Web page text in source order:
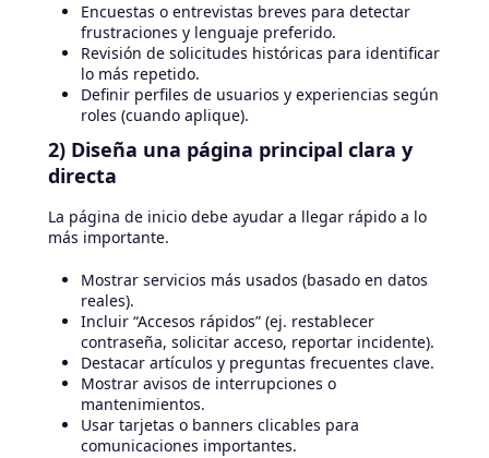
Encuestas o entrevistas breves para detectar
frustraciones y lenguaje preferido.
Revisión de solicitudes históricas para identificar
lo más repetido.
Definir perfiles de usuarios y experiencias según
roles (cuando aplique).
2) Diseña una página principal clara y
directa
La página de inicio debe ayudar a llegar rápido a lo
más importante.
Mostrar servicios más usados (basado en datos
reales).
Incluir “Accesos rápidos” (ej. restablecer
contraseña, solicitar acceso, reportar incidente).
Destacar artículos y preguntas frecuentes clave.
Mostrar avisos de interrupciones o
mantenimientos.
Usar tarjetas o banners clicables para
comunicaciones importantes.